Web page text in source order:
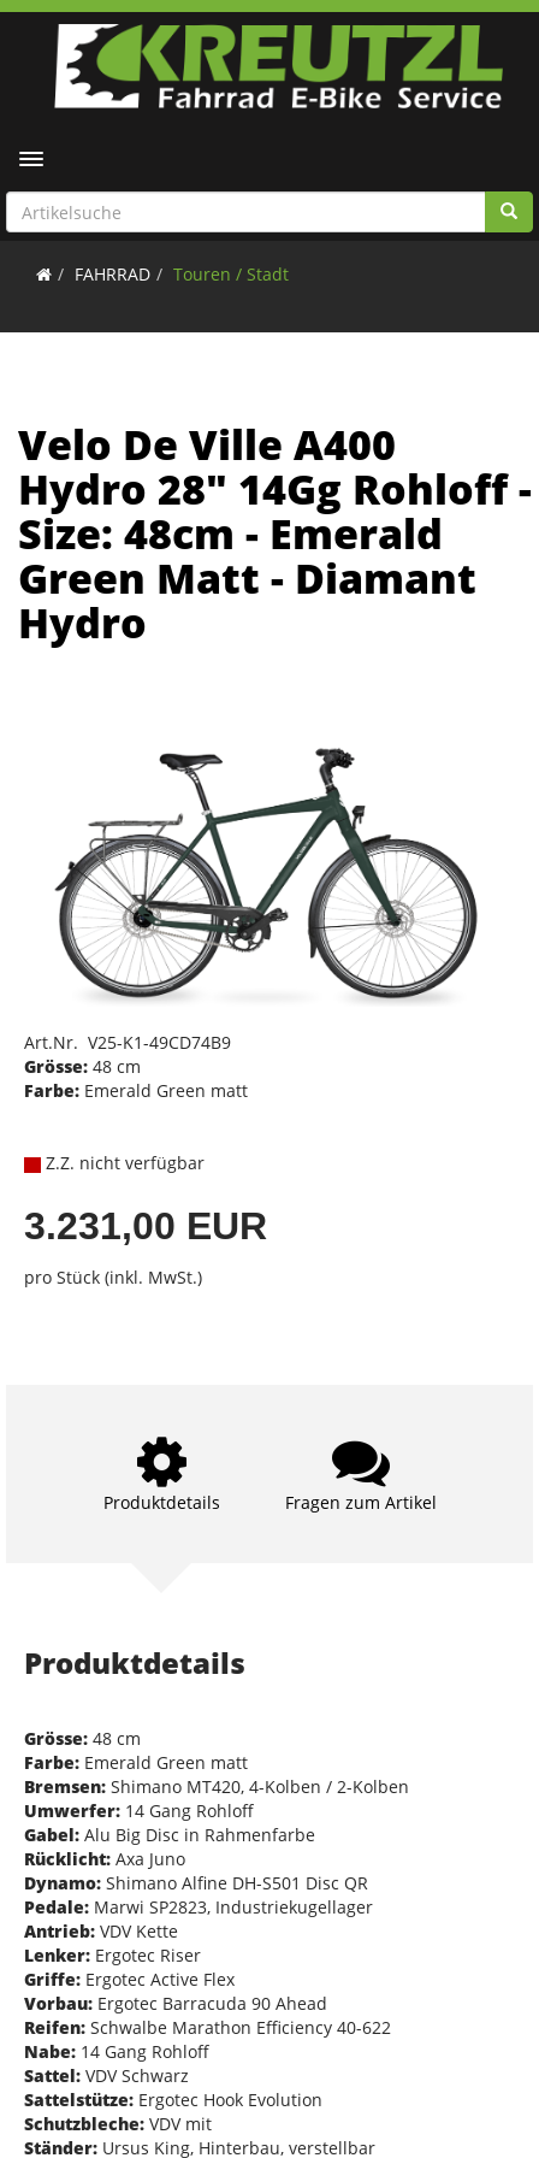
Toggle navigation
FAHRRAD Touren / Stadt
Velo De Ville A400
Hydro 28" 14Gg Rohloff -
Size: 48cm - Emerald
Green Matt - Diamant
Hydro
Art.Nr. V25-K1-49CD74B9
Grösse: 48 cm
Farbe: Emerald Green matt
Z.Z. nicht verfügbar
3.231,00 EUR
pro Stück (inkl. MwSt.)
Produktdetails Fragen zum Artikel
Produktdetails
Grösse: 48 cm
Farbe: Emerald Green matt
Bremsen: Shimano MT420, 4-Kolben / 2-Kolben
Umwerfer: 14 Gang Rohloff
Gabel: Alu Big Disc in Rahmenfarbe
Rücklicht: Axa Juno
Dynamo: Shimano Alfine DH-S501 Disc QR
Pedale: Marwi SP2823, Industriekugellager
Antrieb: VDV Kette
Lenker: Ergotec Riser
Griffe: Ergotec Active Flex
Vorbau: Ergotec Barracuda 90 Ahead
Reifen: Schwalbe Marathon Efficiency 40-622
Nabe: 14 Gang Rohloff
Sattel: VDV Schwarz
Sattelstütze: Ergotec Hook Evolution
Schutzbleche: VDV mit
Ständer: Ursus King, Hinterbau, verstellbar